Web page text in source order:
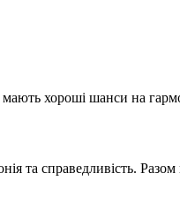
хороші шанси на
та справедливість. Разом